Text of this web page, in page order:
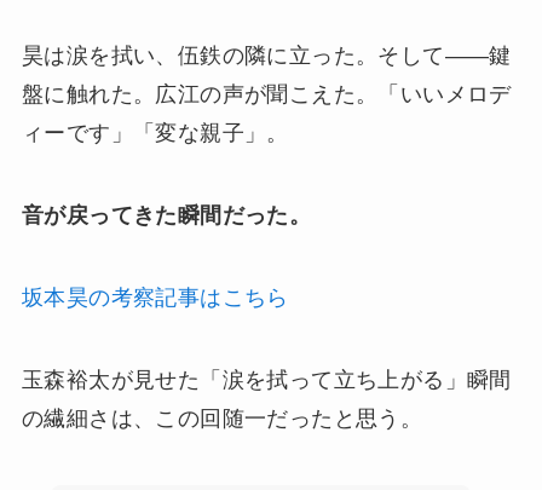
昊は涙を拭い、伍鉄の隣に立った。そして——鍵
盤に触れた。広江の声が聞こえた。「いいメロデ
ィーです」「変な親子」。
音が戻ってきた瞬間だった。
坂本昊の考察記事はこちら
玉森裕太が見せた「涙を拭って立ち上がる」瞬間
の繊細さは、この回随一だったと思う。